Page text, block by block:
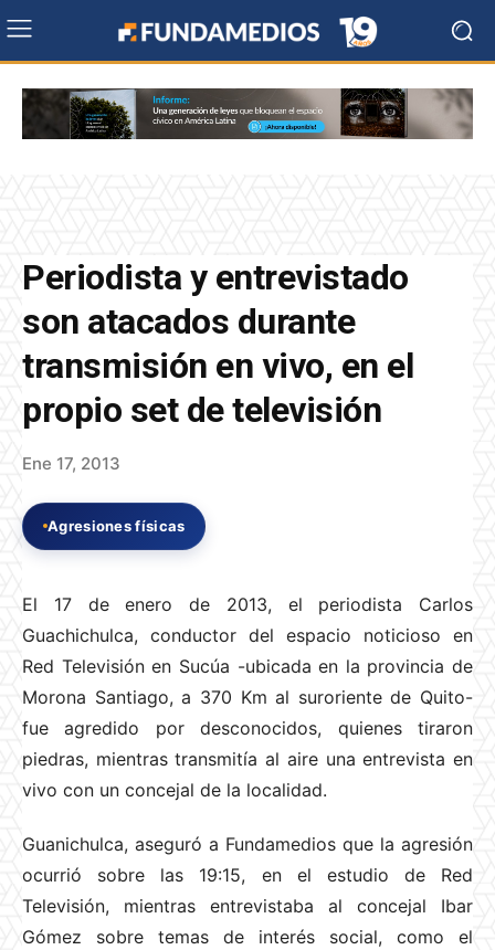
Periodista y entrevistado
son atacados durante
transmisión en vivo, en el
propio set de televisión
Ene 17, 2013
Agresiones físicas
El 17 de enero de 2013, el periodista Carlos
Guachichulca, conductor del espacio noticioso en
Red Televisión en Sucúa -ubicada en la provincia de
Morona Santiago, a 370 Km al suroriente de Quito-
fue agredido por desconocidos, quienes tiraron
piedras, mientras transmitía al aire una entrevista en
vivo con un concejal de la localidad.
Guanichulca, aseguró a Fundamedios que la agresión
ocurrió sobre las 19:15, en el estudio de Red
Televisión, mientras entrevistaba al concejal Ibar
Gómez sobre temas de interés social, como el